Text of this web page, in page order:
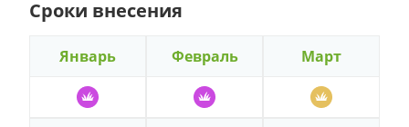
Сроки внесения
Январь Февраль Март